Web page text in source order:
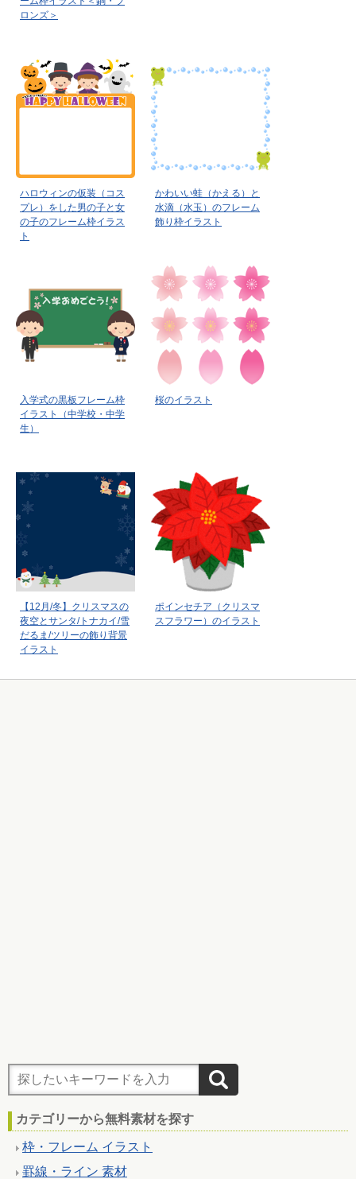
ロンズ＞
ハロウィンの仮装（コス
プレ）をした男の子と女
の子のフレーム枠イラス
ト
かわいい蛙（かえる）と
水滴（水玉）のフレーム
飾り枠イラスト
入学式の黒板フレーム枠
イラスト（中学校・中学
生）
桜のイラスト
【12月/冬】クリスマスの
夜空とサンタ/トナカイ/雪
だるま/ツリーの飾り背景
イラスト
ポインセチア（クリスマ
スフラワー）のイラスト
カテゴリーから無料素材を探す
枠・フレーム イラスト
罫線・ライン 素材